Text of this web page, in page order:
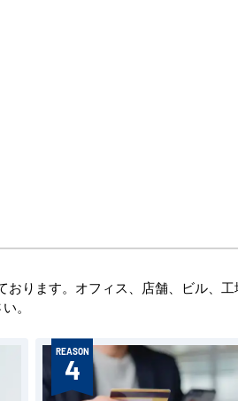
ります。オフィス、店舗、ビル、工
。
REASON
4